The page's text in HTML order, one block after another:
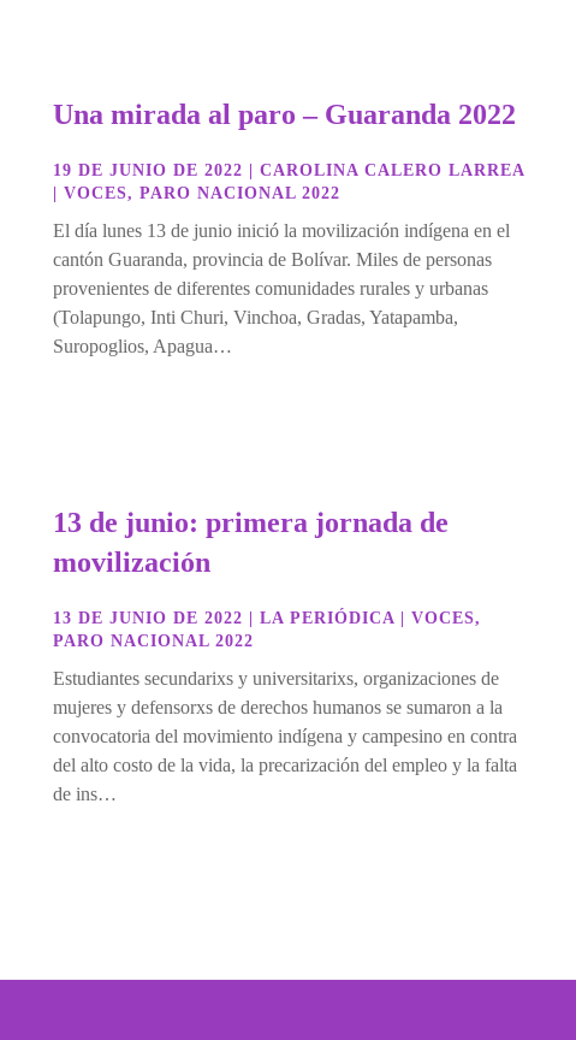
Una mirada al paro – Guaranda 2022
19 DE JUNIO DE 2022 |CAROLINA CALERO LARREA
|VOCES,PARO NACIONAL 2022
El día lunes 13 de junio inició la movilización indígena en el
cantón Guaranda, provincia de Bolívar. Miles de personas
provenientes de diferentes comunidades rurales y urbanas
(Tolapungo, Inti Churi, Vinchoa, Gradas, Yatapamba,
Suropoglios, Apagua…
13 de junio: primera jornada de
movilización
13 DE JUNIO DE 2022 |LA PERIÓDICA |VOCES,
PARO NACIONAL 2022
Estudiantes secundarixs y universitarixs, organizaciones de
mujeres y defensorxs de derechos humanos se sumaron a la
convocatoria del movimiento indígena y campesino en contra
del alto costo de la vida, la precarización del empleo y la falta
de ins…